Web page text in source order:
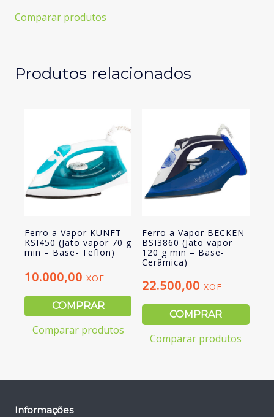
BECKEN
BSI3860
120
Cerâmica)
Comparar produtos
Produtos relacionados
Ferro a Vapor KUNFT
KSI450 (Jato vapor 70 g
min – Base- Teflon)
10.000,00 XOF
COMPRAR
Comparar produtos
Ferro a Vapor BECKEN
BSI3860 (Jato vapor
120 g min – Base-
Cerâmica)
22.500,00XOF
COMPRAR
Comparar produtos
Informações